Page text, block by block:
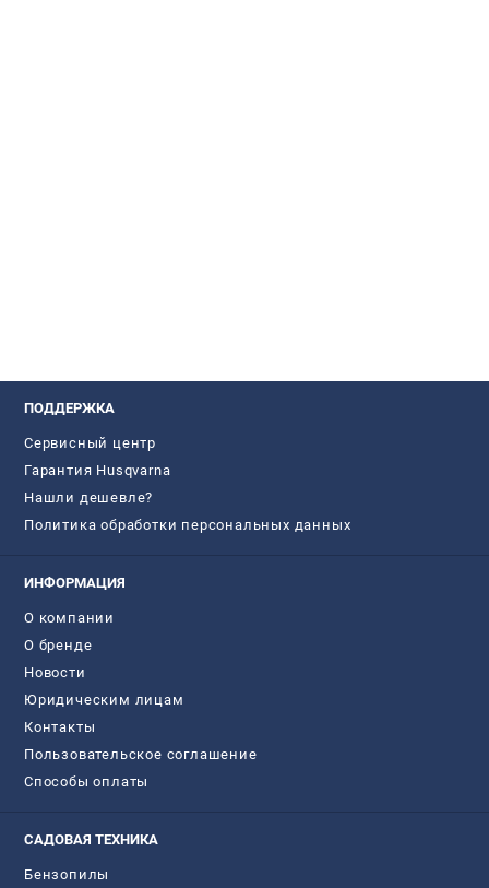
ПОДДЕРЖКА
Сервисный центр
Гарантия Husqvarna
Нашли дешевле?
Политика обработки персональных данных
ИНФОРМАЦИЯ
О компании
О бренде
Новости
Юридическим лицам
Контакты
Пользовательское соглашение
Способы оплаты
САДОВАЯ ТЕХНИКА
Бензопилы